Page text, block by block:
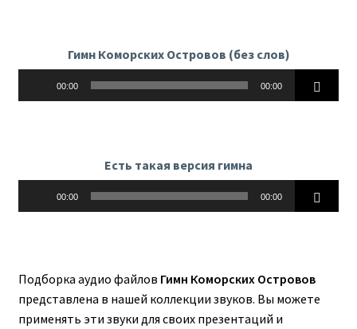
Гимн Коморских Островов (без слов)
00:00 00:00
Есть такая версия гимна
00:00 00:00
Подборка аудио файлов Гимн Коморских Островов
представлена в нашей коллекции звуков. Вы можете
применять эти звуки для своих презентаций и